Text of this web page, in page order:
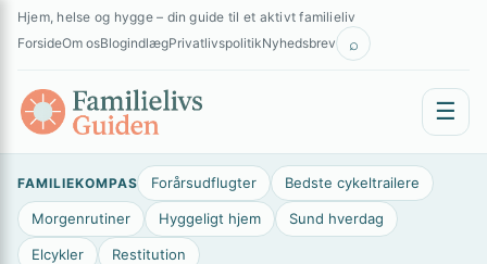
Spring
Hjem, helse og hygge – din guide til et aktivt familieliv
ForsideOm osBlogindlægPrivatlivspolitikNyhedsbrev ⌕
☰
FAMILIEKOMPAS Forårsudflugter Bedste cykeltrailere
Morgenrutiner Hyggeligt hjem Sund hverdag
Elcykler Restitution